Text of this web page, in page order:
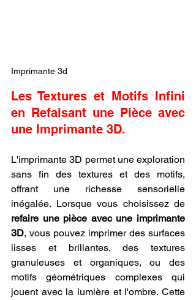
Imprimante 3d
Les Textures et Motifs Infini
en Refaisant une Pièce avec
une Imprimante 3D.
L'imprimante 3D permet une exploration
sans fin des textures et des motifs,
offrant une richesse sensorielle
refaire une pièce avec une imprimante
3D, vous pouvez imprimer des surfaces
lisses et brillantes, des textures
granuleuses et organiques, ou des
motifs géométriques complexes qui
jouent avec la lumière et l'ombre. Cette